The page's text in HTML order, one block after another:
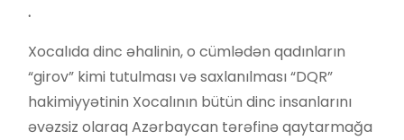
.
Xocalıda dinc əhalinin, o cümlədən qadınların
“girov” kimi tutulması və saxlanılması “DQR”
hakimiyyətinin Xocalının bütün dinc insanlarını
əvəzsiz olaraq Azərbaycan tərəfinə qaytarmağa